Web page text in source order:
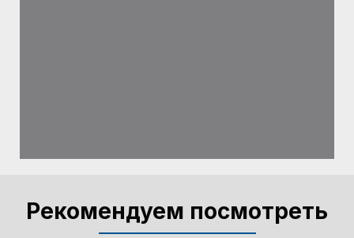
Рекомендуем посмотреть